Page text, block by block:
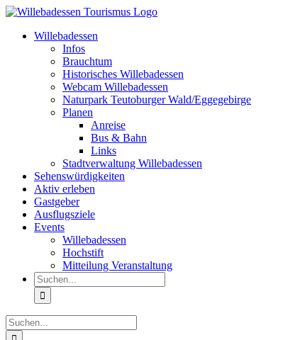
Zum
springenWillebadessen
Infos
Brauchtum
Historisches Willebadessen
Webcam Willebadessen
Naturpark Teutoburger Wald/Eggegebirge
Planen
Anreise
Bus & Bahn
Links
Stadtverwaltung Willebadessen
Sehenswürdigkeiten
Aktiv erleben
Gastgeber
Ausflugsziele
Events
Willebadessen
Hochstift
Mitteilung Veranstaltung
Suche
nach:
Suche
nach: